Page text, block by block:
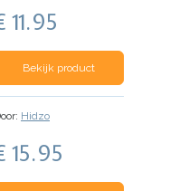
11.95
Bekijk product
Hidzo
15.95